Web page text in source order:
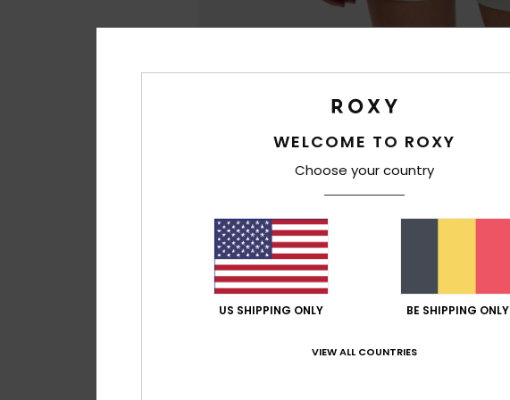
WELCOME TO ROXY
Choose your country
US SHIPPING ONLY BE SHIPPING ONLY
VIEW ALL COUNTRIES